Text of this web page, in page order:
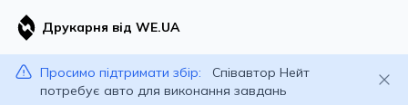
Друкарня від WE.UA
Просимо підтримати збір:
Співавтор Нейт
потребує авто для виконання завдань